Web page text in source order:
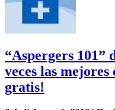
“Aspergers 101”
veces las mejores
gratis!